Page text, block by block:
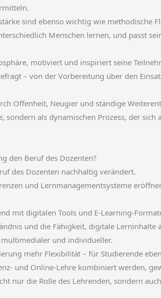
sind ebenso wichtig wie methodische
Menschen lernen, und passt
motiviert und inspiriert seine
– von der Vorbereitung über den
Offenheit, Neugier und ständige
sondern als dynamischen Prozess, der sich
den Beruf des Dozenten?
des Dozenten nachhaltig verändert.
und Lernmanagementsysteme
mit digitalen Tools und E-Learning-
und die Fähigkeit, digitale Lerninhalte
und individueller.
mehr Flexibilität – für Studierende
und Online-Lehre kombiniert werden,
nur die Rolle des Lehrenden, sondern